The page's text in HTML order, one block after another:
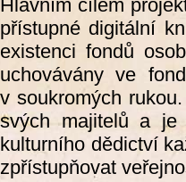
Hlavním cílem
přístupné digitální
existenci fondů
uchovávány ve
v soukromých
svých majitelů a je
kulturního dědictví
zpřístupňovat